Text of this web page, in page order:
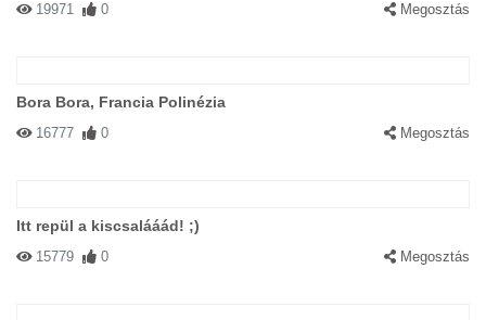
19971 0 Megosztás
Bora Bora, Francia Polinézia
16777 0 Megosztás
Itt repül a kiscsalááád! ;)
15779 0 Megosztás